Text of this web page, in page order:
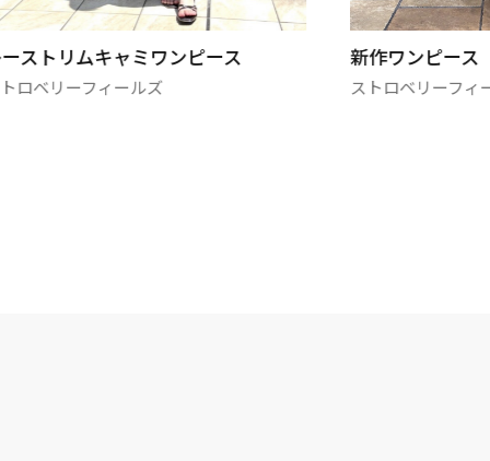
ストリムキャミワンピース
ロベリーフィールズ
新作ワンピース
ストロベリーフィ